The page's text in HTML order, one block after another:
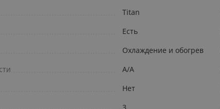
Titan
Есть
Охлаждение и обогрев
A/A
Нет